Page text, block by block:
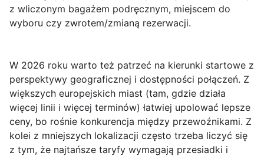
z wliczonym bagażem podręcznym, miejscem do
wyboru czy zwrotem/zmianą rezerwacji.
W 2026 roku warto też patrzeć na kierunki startowe z
perspektywy geograficznej i dostępności połączeń. Z
większych europejskich miast (tam, gdzie działa
więcej linii i więcej terminów) łatwiej upolować lepsze
ceny, bo rośnie konkurencja między przewoźnikami. Z
kolei z mniejszych lokalizacji często trzeba liczyć się
z tym, że najtańsze taryfy wymagają przesiadki i